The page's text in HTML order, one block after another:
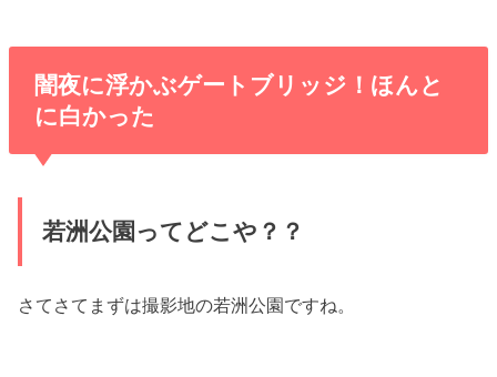
闇夜に浮かぶゲートブリッジ！ほんと
に白かった
若洲公園ってどこや？？
さてさてまずは撮影地の若洲公園ですね。